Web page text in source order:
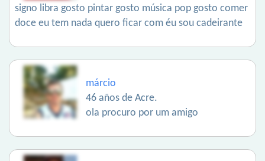
signo libra gosto pintar gosto música pop gosto comer
doce eu tem nada quero ficar com éu sou cadeirante
márcio
46 años de Acre.
ola procuro por um amigo